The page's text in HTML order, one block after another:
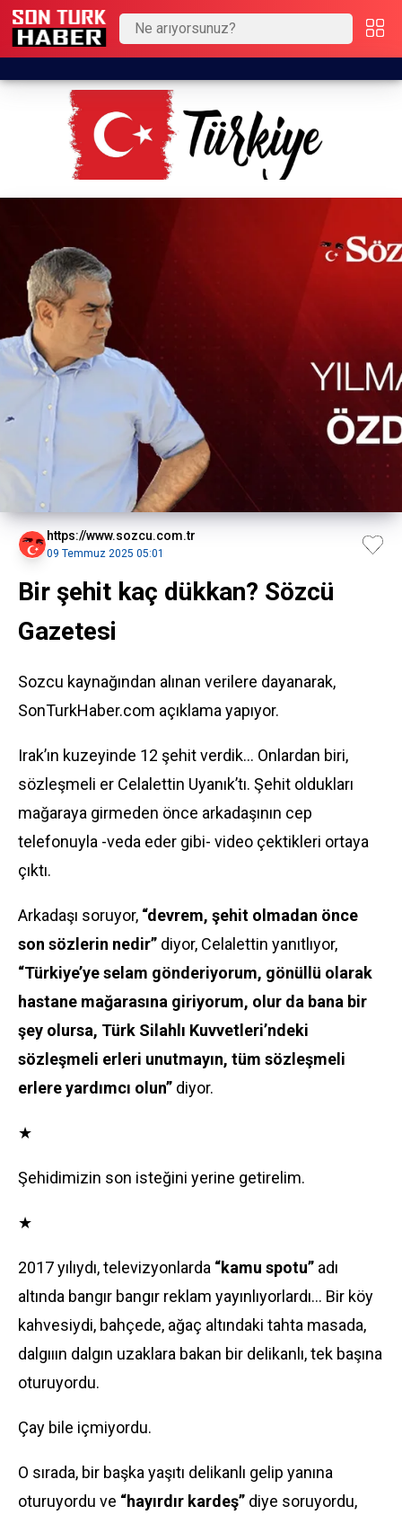
https://www.sozcu.com.tr
09 Temmuz 2025 05:01
Bir şehit kaç dükkan? Sözcü
Gazetesi
Sozcu kaynağından alınan verilere dayanarak,
SonTurkHaber.com açıklama yapıyor.
Irak’ın kuzeyinde 12 şehit verdik... Onlardan biri,
sözleşmeli er Celalettin Uyanık’tı. Şehit oldukları
mağaraya girmeden önce arkadaşının cep
telefonuyla -veda eder gibi- video çektikleri ortaya
çıktı.
Arkadaşı soruyor, “devrem, şehit olmadan önce
son sözlerin nedir” diyor, Celalettin yanıtlıyor,
“Türkiye’ye selam gönderiyorum, gönüllü olarak
hastane mağarasına giriyorum, olur da bana bir
şey olursa, Türk Silahlı Kuvvetleri’ndeki
sözleşmeli erleri unutmayın, tüm sözleşmeli
erlere yardımcı olun” diyor.
★
Şehidimizin son isteğini yerine getirelim.
★
2017 yılıydı, televizyonlarda “kamu spotu” adı
altında bangır bangır reklam yayınlıyorlardı... Bir köy
kahvesiydi, bahçede, ağaç altındaki tahta masada,
dalgııın dalgın uzaklara bakan bir delikanlı, tek başına
oturuyordu.
Çay bile içmiyordu.
O sırada, bir başka yaşıtı delikanlı gelip yanına
oturuyordu ve “hayırdır kardeş” diye soruyordu,